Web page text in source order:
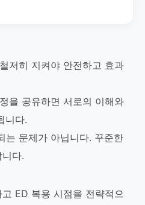
저히 지켜야 안전하고 효과
을 공유하면 서로의 이해와
니다.
는 문제가 아닙니다. 꾸준한
다.
ED 복용 시점을 전략적으